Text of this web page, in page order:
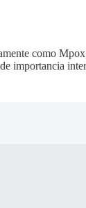
como
importancia